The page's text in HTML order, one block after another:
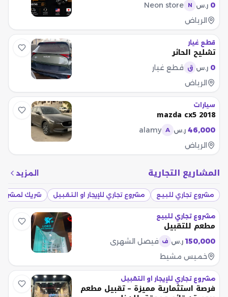
0 ر.س N
Neon store
الرياض
قطع غيار
تشليح الحائر
0 ر.س ق
قطع غيار
الرياض
سيارات
mazda cx5 2018
46,000 ر.س A
alamy
الرياض
المشاريع التجارية المزيد
مشروع تجاري للبيع مشروع تجاري للإيجار او التقبيل شريك لمشروع
مشروع تجاري للبيع
مطعم للتقبيل
150,000 ر.س ف فيصل الشهري
خميس مشيط
مشروع تجاري للإيجار او التقبيل
فرصة استثمارية مميزة – تقبيل مطعم